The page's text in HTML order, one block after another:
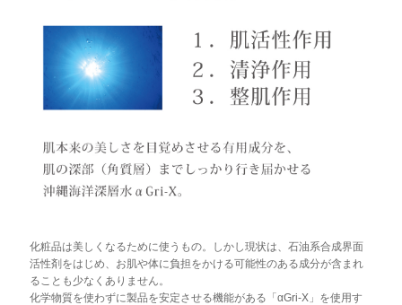
化粧品は美しくなるために使うもの。しかし現状は、石油系合成界面
活性剤をはじめ、お肌や体に負担をかける可能性のある成分が含まれ
ることも少なくありません。
化学物質を使わずに製品を安定させる機能がある「αGri-X」を使用す